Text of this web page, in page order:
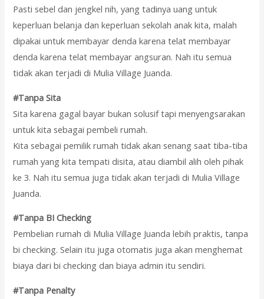
Pasti sebel dan jengkel nih, yang tadinya uang untuk
keperluan belanja dan keperluan sekolah anak kita, malah
dipakai untuk membayar denda karena telat membayar
denda karena telat membayar angsuran. Nah itu semua
tidak akan terjadi di Mulia Village Juanda.
#Tanpa Sita
Sita karena gagal bayar bukan solusif tapi menyengsarakan
untuk kita sebagai pembeli rumah.
Kita sebagai pemilik rumah tidak akan senang saat tiba-tiba
rumah yang kita tempati disita, atau diambil alih oleh pihak
ke 3. Nah itu semua juga tidak akan terjadi di Mulia Village
Juanda.
#Tanpa BI Checking
Pembelian rumah di Mulia Village Juanda lebih praktis, tanpa
bi checking. Selain itu juga otomatis juga akan menghemat
biaya dari bi checking dan biaya admin itu sendiri.
#Tanpa Penalty